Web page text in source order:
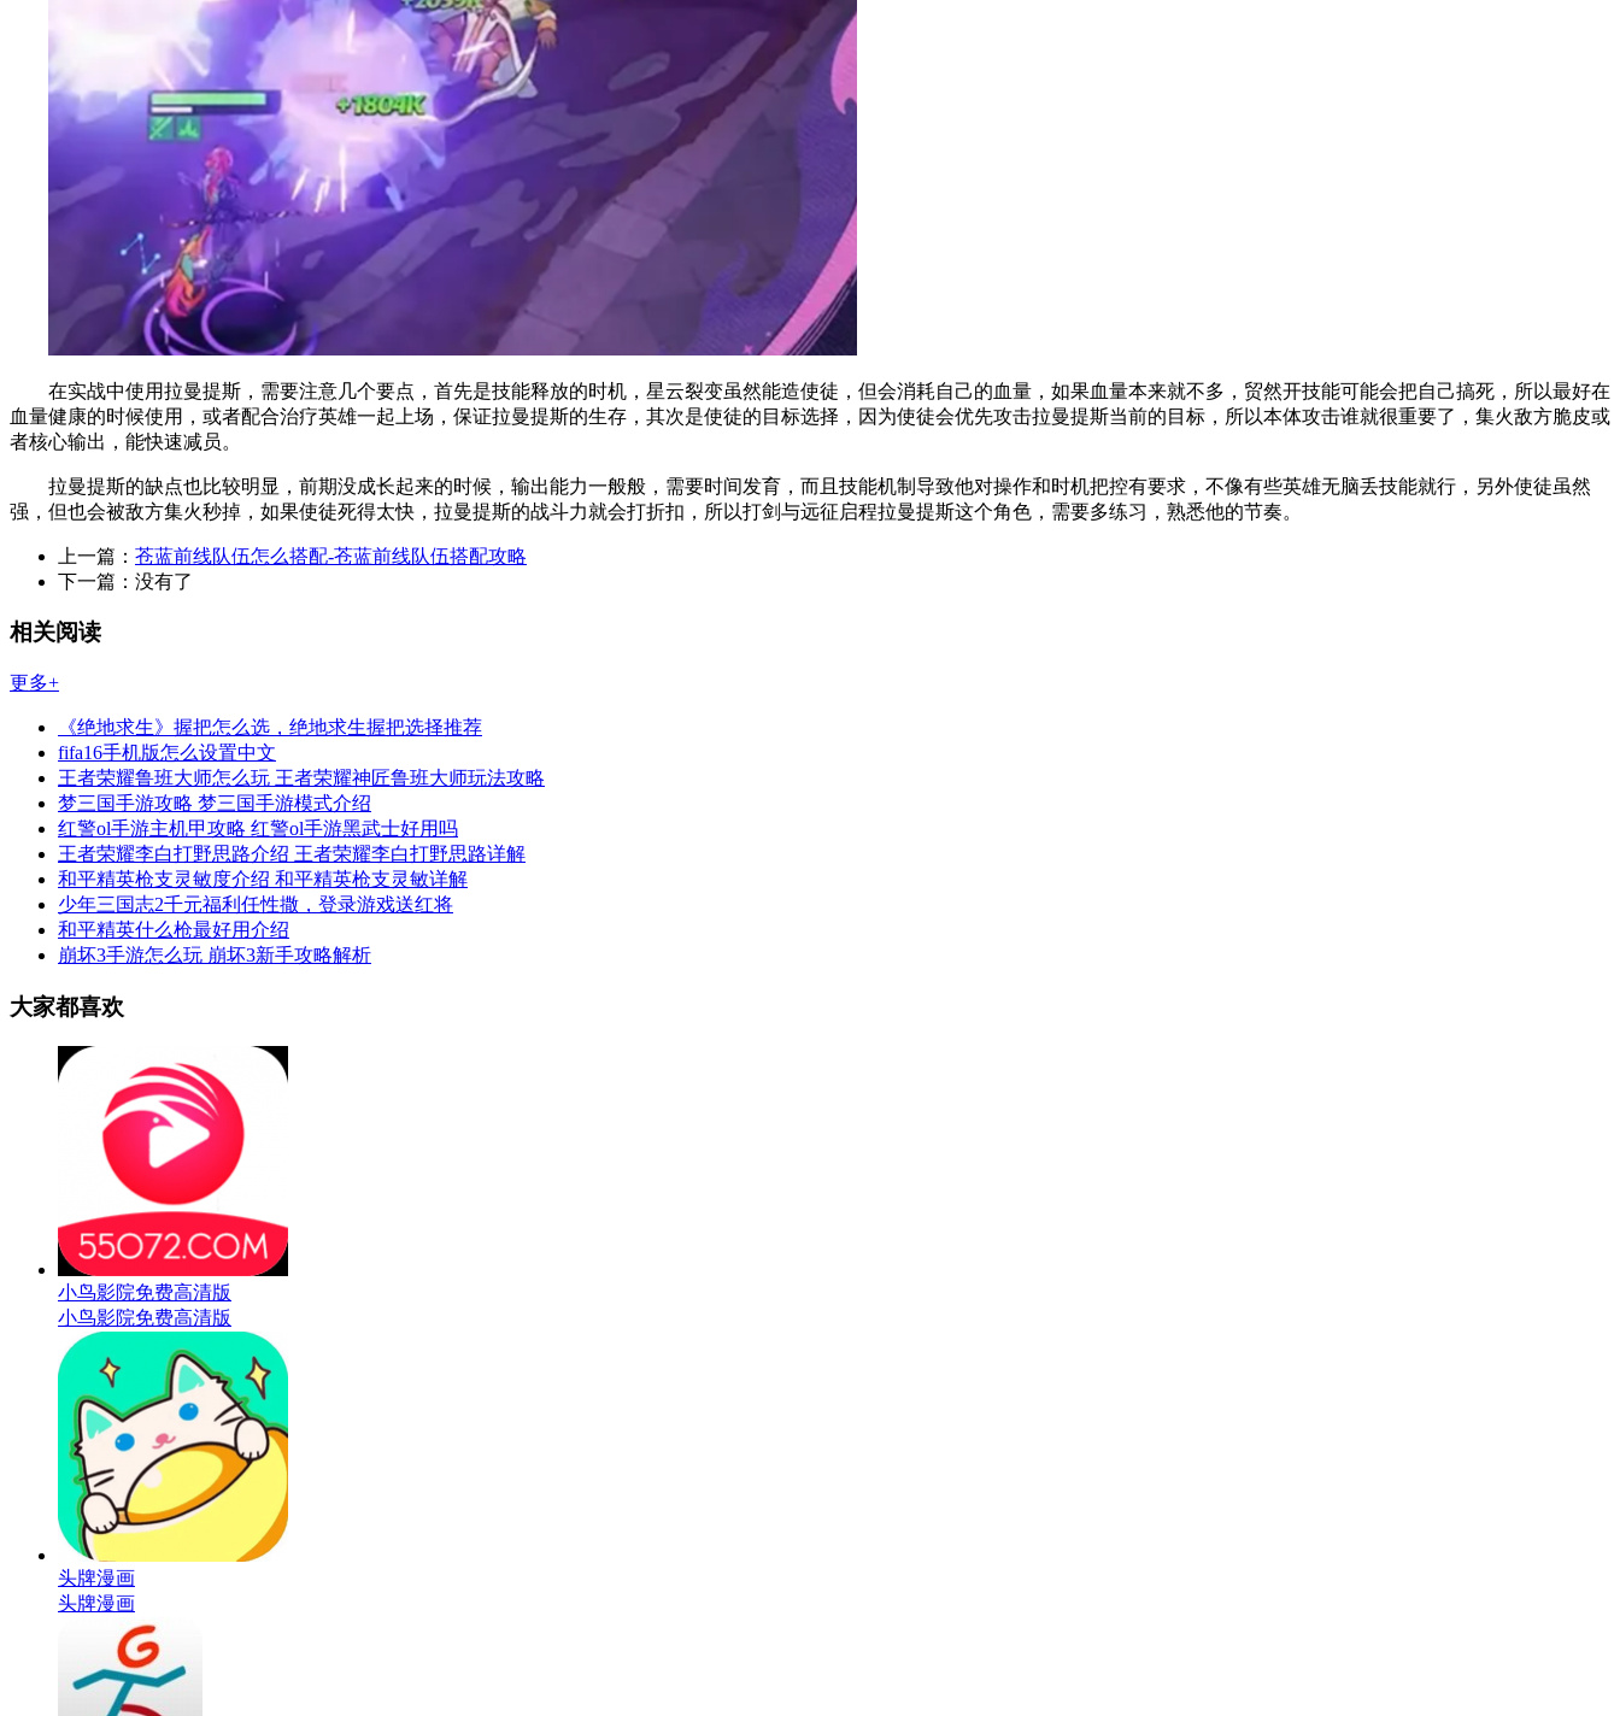
在实战中使用拉曼提斯，需要注意几个要点，首先是技能释放的时机，星云裂变虽然能造使徒，但会消耗自己的血量，如果血量本来就不多，贸然开技能可能会把自己搞死，所以最好在
血量健康的时候使用，或者配合治疗英雄一起上场，保证拉曼提斯的生存，其次是使徒的目标选择，因为使徒会优先攻击拉曼提斯当前的目标，所以本体攻击谁就很重要了，集火敌方脆皮或
者核心输出，能快速减员。
拉曼提斯的缺点也比较明显，前期没成长起来的时候，输出能力一般般，需要时间发育，而且技能机制导致他对操作和时机把控有要求，不像有些英雄无脑丢技能就行，另外使徒虽然
强，但也会被敌方集火秒掉，如果使徒死得太快，拉曼提斯的战斗力就会打折扣，所以打剑与远征启程拉曼提斯这个角色，需要多练习，熟悉他的节奏。
上一篇： 苍蓝前线队伍怎么搭配-苍蓝前线队伍搭配攻略
下一篇： 没有了
相关阅读
更多+
《绝地求生》握把怎么选，绝地求生握把选择推荐
fifa16手机版怎么设置中文
王者荣耀鲁班大师怎么玩 王者荣耀神匠鲁班大师玩法攻略
梦三国手游攻略 梦三国手游模式介绍
红警ol手游主机甲攻略 红警ol手游黑武士好用吗
王者荣耀李白打野思路介绍 王者荣耀李白打野思路详解
和平精英枪支灵敏度介绍 和平精英枪支灵敏详解
少年三国志2千元福利任性撒，登录游戏送红将
和平精英什么枪最好用介绍
崩坏3手游怎么玩 崩坏3新手攻略解析
大家都喜欢
小鸟影院免费高清版
小鸟影院免费高清版
头牌漫画
头牌漫画